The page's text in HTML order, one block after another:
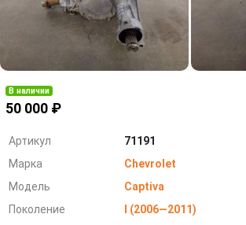
В наличии
50 000 ₽
Артикул
71191
Марка
Chevrolet
Модель
Captiva
Поколение
I (2006—2011)